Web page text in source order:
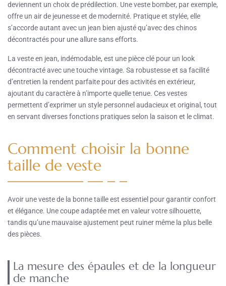
deviennent un choix de prédilection. Une veste bomber, par exemple,
offre un air de jeunesse et de modernité. Pratique et stylée, elle
s’accorde autant avec un jean bien ajusté qu’avec des chinos
décontractés pour une allure sans efforts.
La veste en jean, indémodable, est une pièce clé pour un look
décontracté avec une touche vintage. Sa robustesse et sa facilité
d’entretien la rendent parfaite pour des activités en extérieur,
ajoutant du caractère à n’importe quelle tenue. Ces vestes
permettent d’exprimer un style personnel audacieux et original, tout
en servant diverses fonctions pratiques selon la saison et le climat.
Comment choisir la bonne
taille de veste
Avoir une veste de la bonne taille est essentiel pour garantir confort
et élégance. Une coupe adaptée met en valeur votre silhouette,
tandis qu’une mauvaise ajustement peut ruiner même la plus belle
des pièces.
La mesure des épaules et de la longueur
de manche